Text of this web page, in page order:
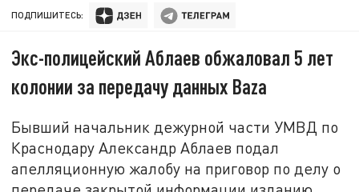
ПОДПИШИТЕСЬ:
Экс-полицейский Аблаев обжаловал 5 лет
колонии за передачу данных Baza
Бывший начальник дежурной части УМВД по
Краснодару Александр Аблаев подал
апелляционную жалобу на приговор по делу о